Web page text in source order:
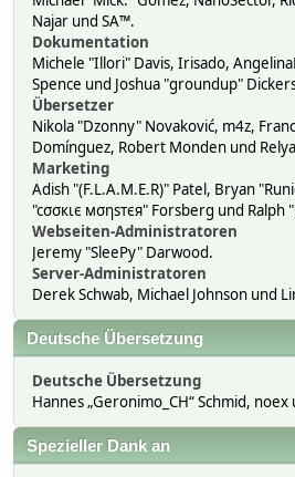
Najar und SA™.
Dokumentation
Michele "Illori" Davis, Irisado,
Spence und Joshua "groundup"
Übersetzer
Nikola "Dzonny" Novaković, m4z,
Domínguez, Robert Monden und
Marketing
Adish "(F.L.A.M.E.R)" Patel, Bryan
"cσσкιє мσηѕтєя" Forsberg und
Webseiten-Administratoren
Jeremy "SleePy" Darwood.
Server-Administratoren
Derek Schwab, Michael Johnson und
Deutsche Übersetzung
Deutsche Übersetzung
Hannes „Geronimo_CH“ Schmid,
Spezieller Dank an